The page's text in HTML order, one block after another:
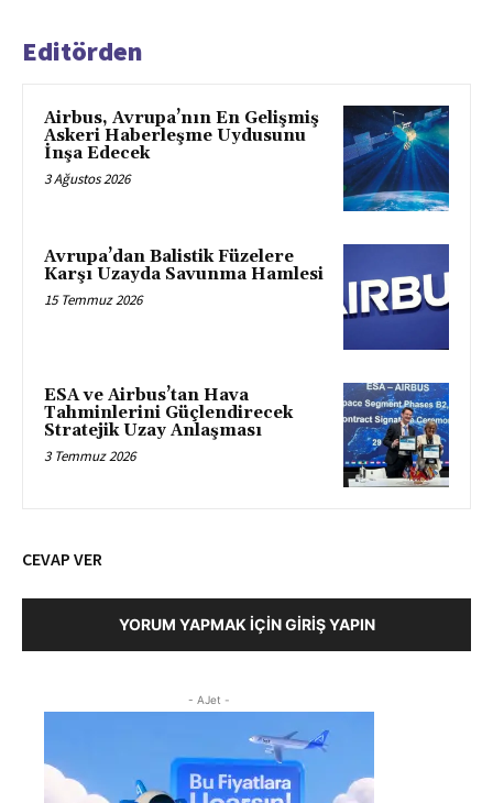
Editörden
Airbus, Avrupa’nın En Gelişmiş
Askeri Haberleşme Uydusunu
İnşa Edecek
3 Ağustos 2026
Avrupa’dan Balistik Füzelere
Karşı Uzayda Savunma Hamlesi
15 Temmuz 2026
ESA ve Airbus’tan Hava
Tahminlerini Güçlendirecek
Stratejik Uzay Anlaşması
3 Temmuz 2026
CEVAP VER
YORUM YAPMAK İÇIN GIRIŞ YAPIN
- AJet -